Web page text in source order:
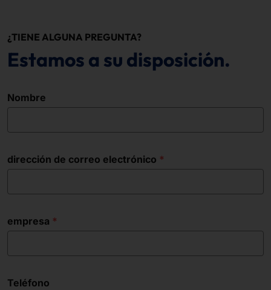
¿TIENE ALGUNA PREGUNTA?
Estamos a su disposición.
Nombre
dirección de correo electrónico
empresa
Teléfono